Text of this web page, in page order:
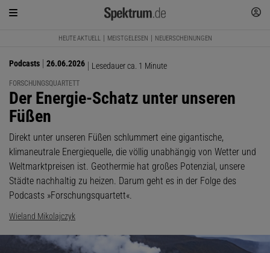
HEUTE AKTUELL MEISTGELESEN NEUERSCHEINUNGEN
Podcasts 26.06.2026 Lesedauer ca. 1 Minute
FORSCHUNGSQUARTETT
:
Der Energie-Schatz unter unseren
Füßen
Direkt unter unseren Füßen schlummert eine gigantische,
klimaneutrale Energiequelle, die völlig unabhängig von Wetter und
Weltmarktpreisen ist. Geothermie hat großes Potenzial, unsere
Städte nachhaltig zu heizen. Darum geht es in der Folge des
Podcasts »Forschungsquartett«.
Wieland Mikolajczyk